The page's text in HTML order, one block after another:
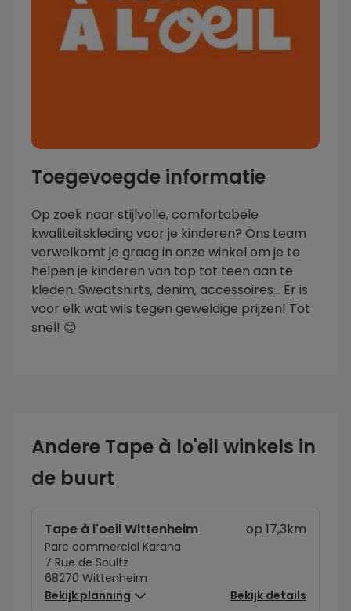
Toegevoegde informatie
Op zoek naar stijlvolle, comfortabele
kwaliteitskleding voor je kinderen? Ons team
verwelkomt je graag in onze winkel om je te
helpen je kinderen van top tot teen aan te
kleden. Sweatshirts, denim, accessoires... Er is
voor elk wat wils tegen geweldige prijzen! Tot
snel! 😊
Andere Tape à lo'eil winkels in
de buurt
Tape à l'oeil Wittenheim
Parc commercial Karana
7 Rue de Soultz
68270 Wittenheim
op 17,3km
Bekijk planning Bekijk details